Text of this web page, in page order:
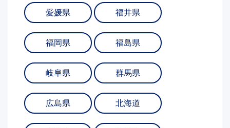
愛媛県 福井県
福岡県 福島県
岐阜県 群馬県
広島県 北海道